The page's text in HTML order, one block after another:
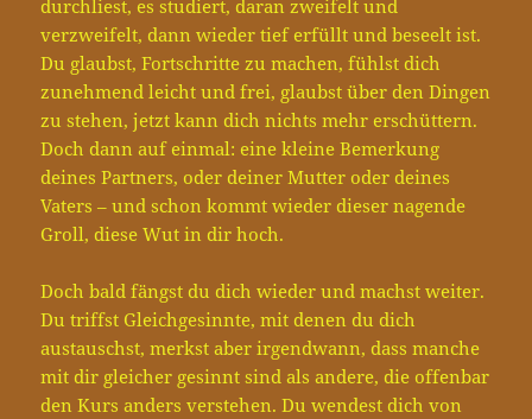
durchliest, es studiert, daran zweifelt und
verzweifelt, dann wieder tief erfüllt und beseelt ist.
Du glaubst, Fortschritte zu machen, fühlst dich
zunehmend leicht und frei, glaubst über den Dingen
zu stehen, jetzt kann dich nichts mehr erschüttern.
Doch dann auf einmal: eine kleine Bemerkung
deines Partners, oder deiner Mutter oder deines
Vaters – und schon kommt wieder dieser nagende
Groll, diese Wut in dir hoch.
Doch bald fängst du dich wieder und machst weiter.
Du triffst Gleichgesinnte, mit denen du dich
austauschst, merkst aber irgendwann, dass manche
mit dir gleicher gesinnt sind als andere, die offenbar
den Kurs anders verstehen. Du wendest dich von